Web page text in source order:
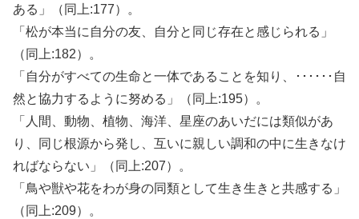
ある」（同上:177）。
「松が本当に自分の友、自分と同じ存在と感じられる」
（同上:182）。
「自分がすべての生命と一体であることを知り、･･････自
然と協力するように努める」（同上:195）。
「人間、動物、植物、海洋、星座のあいだには類似があ
り、同じ根源から発し、互いに親しい調和の中に生きなけ
ればならない」（同上:207）。
「鳥や獣や花をわが身の同類として生き生きと共感する」
（同上:209）。